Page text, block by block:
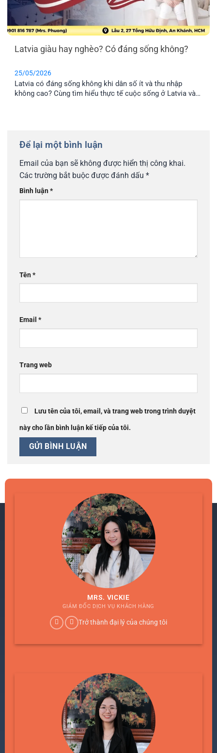
Latvia giàu hay nghèo? Có đáng sống không?
25/05/2026
Latvia có đáng sống không khi dân số ít và thu nhập
không cao? Cùng tìm hiểu thực tế cuộc sống ở Latvia và
Để lại một bình luận
Email của bạn sẽ không được hiển thị công khai.
Các trường bắt buộc được đánh dấu *
Bình luận*
Tên*
Email *
Trang web
Lưu tên của tôi, email, và trang web trong trình duyệt
này cho lần bình luận kế tiếp của tôi.
MRS. VICKIE
GIÁM ĐỐC DỊCH VỤ KHÁCH HÀNG
Trở thành đại lý của chúng tôi